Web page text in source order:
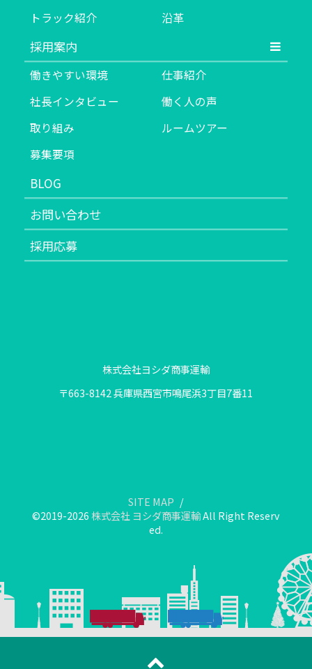
トラック紹介
沿革
採用案内
働きやすい環境
仕事紹介
社長インタビュー
働く人の声
取り組み
ルームツアー
募集要項
BLOG
お問い合わせ
採用応募
株式会社ヨシダ商事運輸
〒663-8142 兵庫県西宮市鳴尾浜3丁目7番11
SITE MAP
©2019-2026株式会社 ヨシダ商事運輸All Right Reserv
ed.